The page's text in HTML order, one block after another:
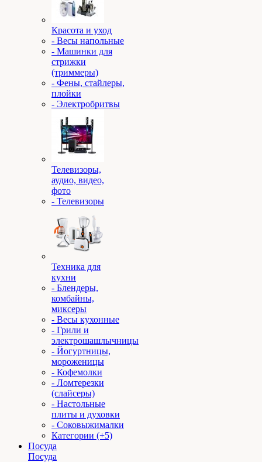
Красота и уход
- Весы напольные
- Машинки для
стрижки
(триммеры)
- Фены, стайлеры,
плойки
- Электробритвы
Телевизоры,
аудио, видео,
фото
- Телевизоры
Техника для
кухни
- Блендеры,
комбайны,
миксеры
- Весы кухонные
- Грили и
электрошашлычницы
- Йогуртницы,
мороженицы
- Кофемолки
- Ломтерезки
(слайсеры)
- Настольные
плиты и духовки
- Соковыжималки
Категории (+5)
Посуда
Посуда